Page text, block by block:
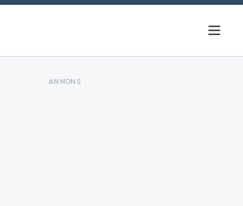
ANNONS